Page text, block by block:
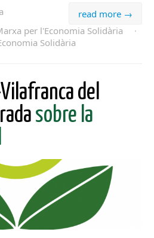
read more →
per l'Economia Solidària
·
Solidària
del
sobre la